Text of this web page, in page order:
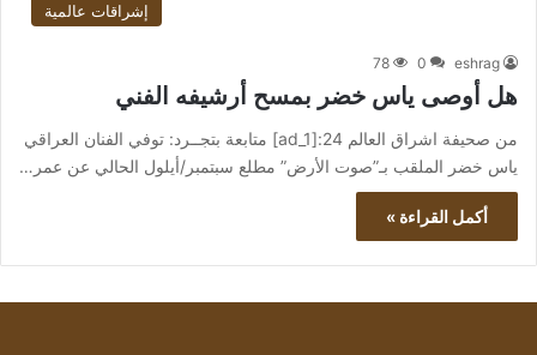
إشراقات عالمية
eshrag
0
78
هل أوصى ياس خضر بمسح أرشيفه الفني
من صحيفة اشراق العالم 24:[ad_1] متابعة بتجــرد: توفي الفنان العراقي
ياس خضر الملقب بـ”صوت الأرض” مطلع سبتمبر/أيلول الحالي عن عمر…
أكمل القراءة »